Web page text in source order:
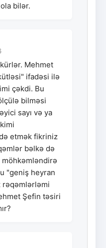
bilər.
Mehmet
ifadəsi ilə
çəkdi. Bu
bilməsi
sayı və ya
etmək fikriniz
bəlkə də
möhkəmləndirə
"geniş heyran
rəqəmlərləmi
Şefin təsiri